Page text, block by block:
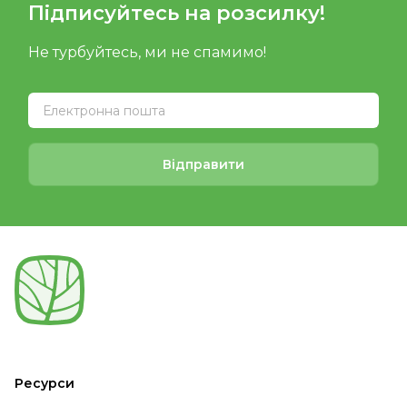
Підписуйтесь на розсилку!
Не турбуйтесь, ми не спамимо!
Відправити
Ресурси